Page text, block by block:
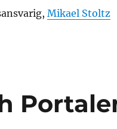
Mikael Stoltz